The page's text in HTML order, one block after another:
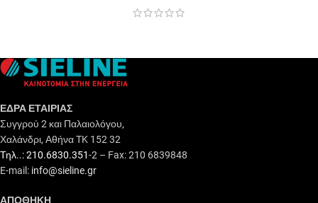
ΕΔΡΑ ΕΤΑΙΡΙΑΣ
Συγγρού 2 και Παλαιολόγου,
Χαλάνδρι, Αθήνα TK 152 32
Τηλ..: 210.6830.351-2 – Fax: 210 6839848
E-mail: info@sieline.gr
ΑΠΟΘΗΚΗ